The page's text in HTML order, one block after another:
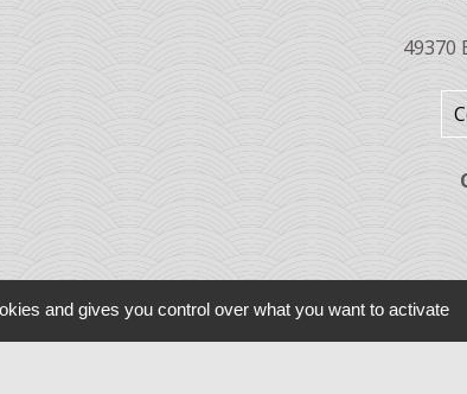
49370
and gives you control over what you want to activate